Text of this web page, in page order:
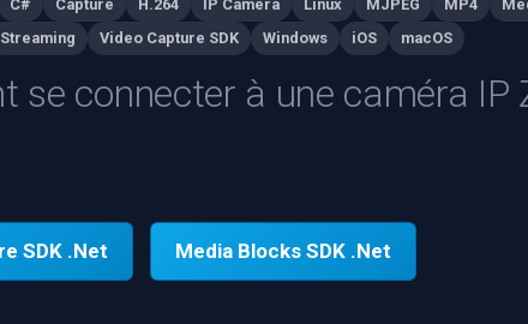
C# Capture H.264 IP Camera Linux MJPEG MP4
Streaming Video Capture SDK Windows iOS macOS
se connecter à une caméra IP
SDK .Net Media Blocks SDK .Net